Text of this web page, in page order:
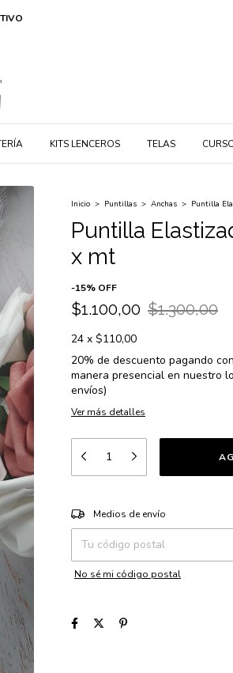
KITS LENCEROS TELAS
Inicio > Puntillas > Anchas > Puntilla
Puntilla
x mt
-15% OFF
$1.100,00 $1.300,00
24 x $110,00
20% de descuento pagando
manera presencial en nuestro
envíos)
Ver más detalles
Entregas para el CP:
Medios de envío
No sé mi código postal